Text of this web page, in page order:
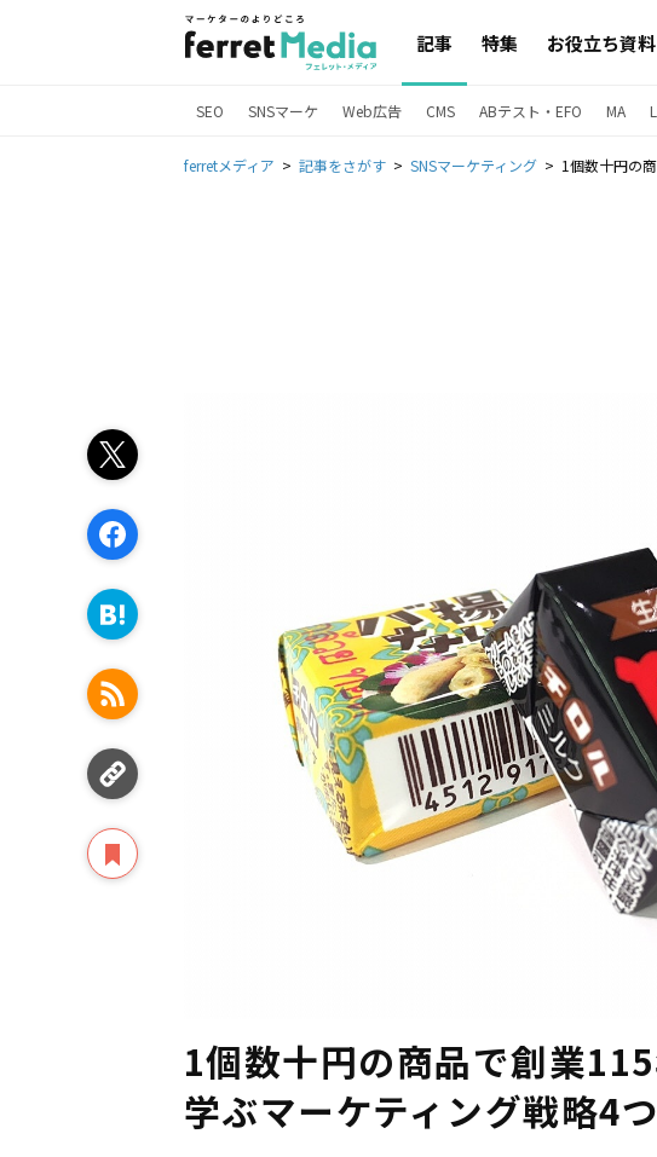
記事 特集 お役立ち資料
SEO SNSマーケ Web広告 CMS ABテスト・EFO MA
ferretメディア 記事をさがす SNSマーケティング 1個数十円の
1個数十円の商品で創業
学ぶマーケティング戦略4